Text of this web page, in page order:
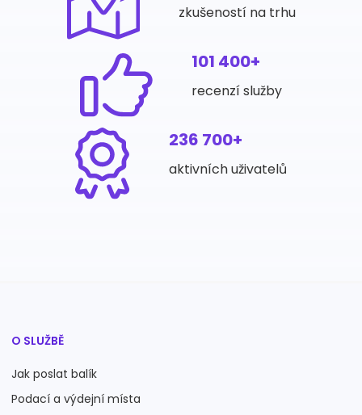
zkušeností na trhu
101 400+
recenzí služby
236 700+
aktivních uživatelů
O SLUŽBĚ
Jak poslat balík
Podací a výdejní místa